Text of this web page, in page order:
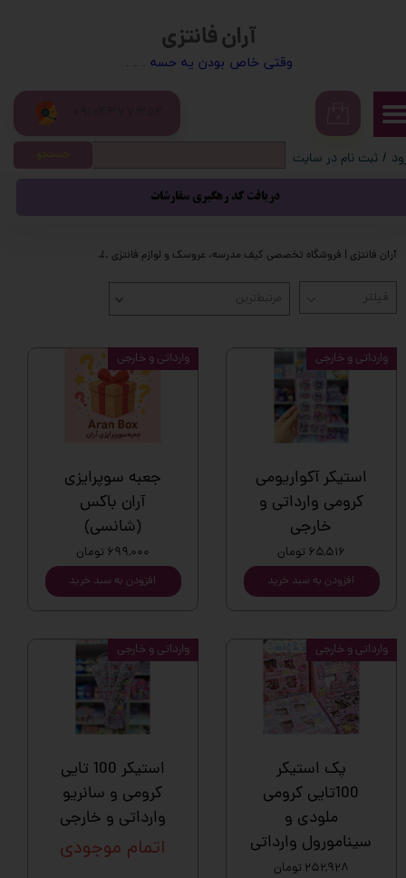
آران فانتزی
​​وقتی خاص بودن یه حسه . . .
/ ثبت نام در سایت
سفارشات
خروج از حساب کاربری
دریافت کد رهگیری سفارشات
جستجو
آران فانتزی | فروشگاه تخصصی کیف مدرسه، عروسک و لوازم فانتزی
مرتبط‌ترین
استیکر آکواریومی
کرومی وارداتی و
خارجی
۶۵,۵۱۶ تومان
افزودن به سبد خرید
وارداتی و خارجی
جعبه سوپرایزی
آران باکس
(شانسی)
۶۹۹,۰۰۰ تومان
افزودن به سبد خرید
وارداتی و خارجی
پک استیکر
100تایی کرومی
ملودی و
سینامورول وارداتی
۲۵۲,۹۲۸ تومان
وارداتی و خارجی
استیکر 100 تایی
کرومی و سانریو
وارداتی و خارجی
اتمام موجودی
وارداتی و خارجی